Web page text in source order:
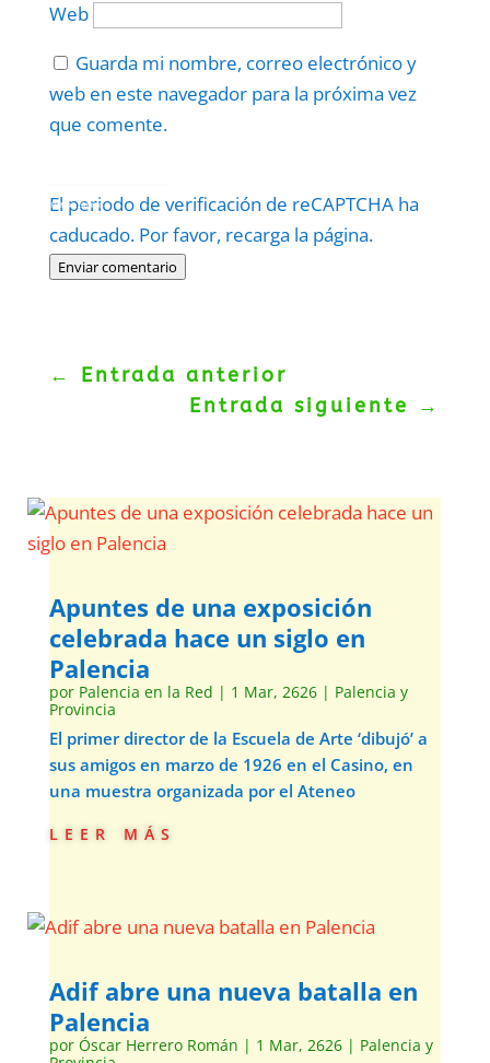
Web
Guarda mi nombre, correo electrónico y
web en este navegador para la próxima vez
que comente.
El periodo de verificación de reCAPTCHA ha
caducado. Por favor, recarga la página.
Enviar comentario
Politica–Términos.
← Entrada anterior
Entrada siguiente
→
Apuntes de una exposición
celebrada hace un siglo en
Palencia
por Palencia en la Red | 1 Mar, 2626| Palencia y
Provincia
El primer director de la Escuela de Arte ‘dibujó’ a
sus amigos en marzo de 1926 en el Casino, en
una muestra organizada por el Ateneo
leer más
Adif abre una nueva batalla en
Palencia
por Óscar Herrero Román | 1 Mar, 2626| Palencia y